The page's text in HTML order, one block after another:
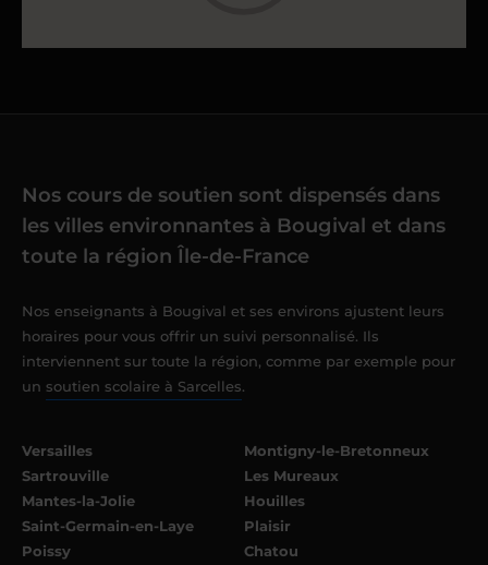
Nos cours de soutien sont dispensés dans
les villes environnantes à Bougival et dans
toute la région Île-de-France
Nos enseignants à Bougival et ses environs ajustent leurs
horaires pour vous offrir un suivi personnalisé. Ils
interviennent sur toute la région, comme par exemple pour
un soutien scolaire à Sarcelles.
Versailles
Sartrouville
Mantes-la-Jolie
Saint-Germain-en-Laye
Poissy
Montigny-le-Bretonneux
Les Mureaux
Houilles
Plaisir
Chatou